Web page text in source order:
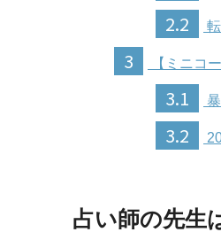
2.2
3 【ミニコ
3.1
3.2
占い師の先生